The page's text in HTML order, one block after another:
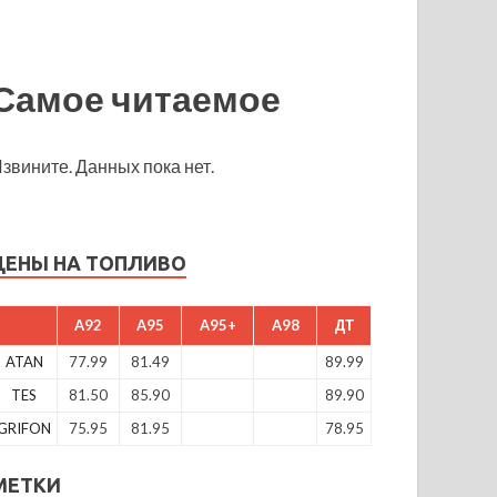
читаемое
Данных пока нет.
НА ТОПЛИВО
A92 A95 A95+ A98 ДТ
ATAN 77.99 81.49
89.99
TES
81.50 85.90
89.90
75.95 81.95 78.95